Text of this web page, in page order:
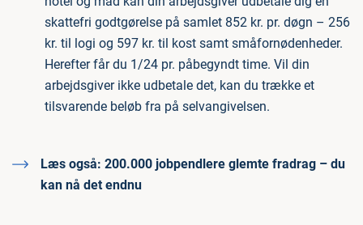
skattefri godtgørelse på samlet 852 kr. pr. døgn – 256
kr. til logi og 597 kr. til kost samt småfornødenheder.
Herefter får du 1/24 pr. påbegyndt time. Vil din
arbejdsgiver ikke udbetale det, kan du trække et
tilsvarende beløb fra på selvangivelsen.
Læs også: 200.000 jobpendlere glemte fradrag – du
kan nå det endnu